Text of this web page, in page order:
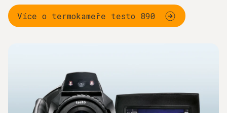
Více o termokameře testo 890